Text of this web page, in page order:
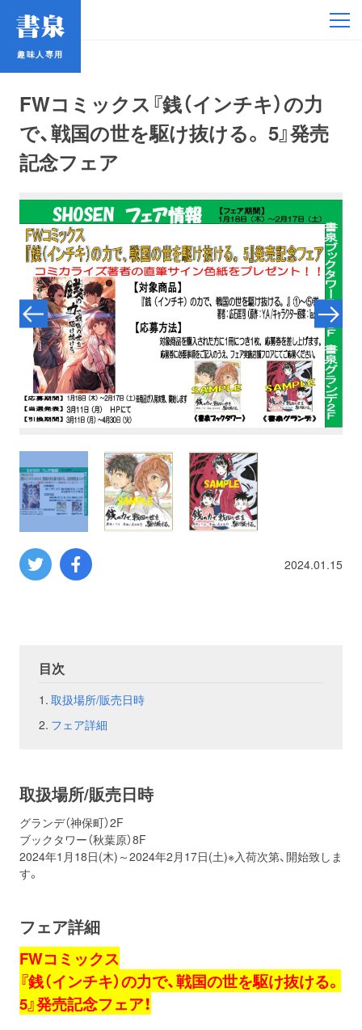
趣味人専用
FWコミックス『銭（インチキ）の力
で、戦国の世を駆け抜ける。 5』発売
記念フェア
2024.01.15
目次
取扱場所/販売日時
フェア詳細
取扱場所/販売日時
グランデ（神保町）2F
ブックタワー（秋葉原）8F
2024年1月18日(木)～2024年2月17日(土)※入荷次第、開始致しま
す。
フェア詳細
FWコミックス
『銭（インチキ）の力で、戦国の世を駆け抜ける。
5』発売記念フェア！
趣味人専用
鉄道・バス
コミック・ラノベ
占い
プロレス
数学
コンピューター
ミリタリー
その他
フェア